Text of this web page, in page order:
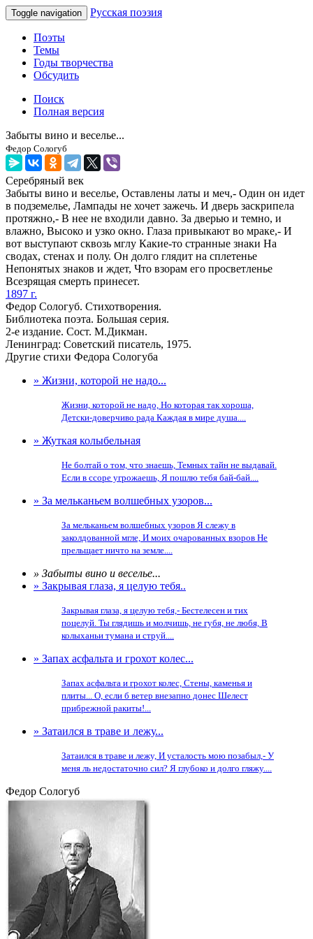
Toggle navigation Русская поэзия
Поэты
Темы
Годы творчества
Обсудить
Поиск
Полная версия
Забыты вино и веселье...
Федор Сологуб
Серебряный век
Забыты вино и веселье, Оставлены латы и меч,- Один он идет
в подземелье, Лампады не хочет зажечь. И дверь заскрипела
протяжно,- В нее не входили давно. За дверью и темно, и
влажно, Высоко и узко окно. Глаза привыкают во мраке,- И
вот выступают сквозь мглу Какие-то странные знаки На
сводах, стенах и полу. Он долго глядит на сплетенье
Непонятых знаков и ждет, Что взорам его просветленье
Всезрящая смерть принесет.
1897 г.
Федор Сологуб. Стихотворения.
Библиотека поэта. Большая серия.
2-е издание. Сост. М.Дикман.
Ленинград: Советский писатель, 1975.
Другие стихи Федора Сологуба
» Жизни, которой не надо...
Жизни, которой не надо, Но которая так хороша,
Детски-доверчиво рада Каждая в мире душа....
» Жуткая колыбельная
Не болтай о том, что знаешь, Темных тайн не выдавай.
Если в ссоре угрожаешь, Я пошлю тебя бай-бай....
» За мельканьем волшебных узоров...
За мельканьем волшебных узоров Я слежу в
заколдованной мгле, И моих очарованных взоров Не
прельщает ничто на земле....
» Забыты вино и веселье...
» Закрывая глаза, я целую тебя..
Закрывая глаза, я целую тебя,- Бестелесен и тих
поцелуй. Ты глядишь и молчишь, не губя, не любя, В
колыханьи тумана и струй....
» Запах асфальта и грохот колес...
Запах асфальта и грохот колес, Стены, каменья и
плиты... О, если б ветер внезапно донес Шелест
прибрежной ракиты!...
» Затаился в траве и лежу...
Затаился в траве и лежу, И усталость мою позабыл,- У
меня ль недостаточно сил? Я глубоко и долго гляжу....
Федор Сологуб